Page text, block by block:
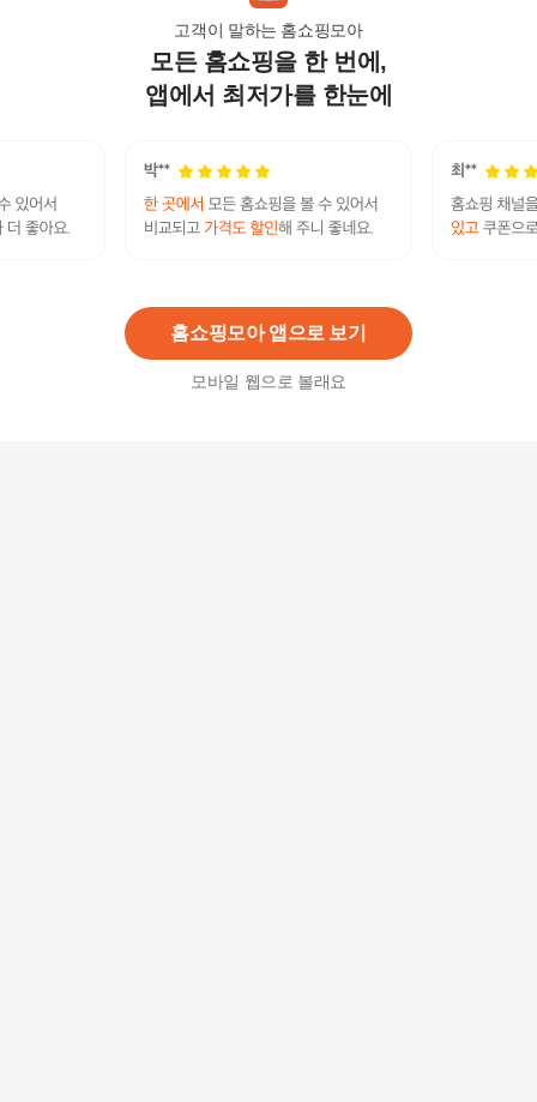
고객이 말하는 홈쇼핑모아
모든 홈쇼핑을 한 번에,
앱에서 최저가를 한눈에
홈쇼핑모아 앱으로 보기
모바일 웹으로 볼래요
삼성 50인치 4K 스마트 UHD TV 50NU6900 매장
방문수령
499,000
LG 70인치 4K UHD TV 70UP7070 스마트 티비 리